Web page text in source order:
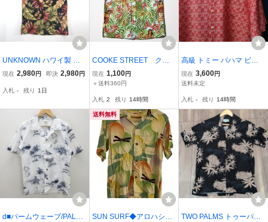
UNKNOWN ハワイ製 コ
ットンアロハシャツ Sサ
現在 2,980円 即決 2,980円
入札 - 残り 1日
COOKE STREET クッ
クストリート ボタンダ
ウン コットン アロハ
コホール ハワイアンシ
ャツ BDシャツ
現在 1,100円
＋送料360円
入札 2 残り 14時間
高級 トミー バハマ ビス
コース 100% 総柄 アロハ
シャツ S / TOMMY BAHA
現在 3,600円
送料未定
入札 - 残り 14時間
d■パームウェーブ/PALM
送料無料
SUN SURF◆アロハシャ
TWO PALMS トゥーパー